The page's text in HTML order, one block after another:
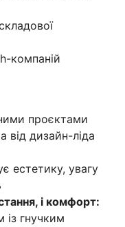
компаній
проєктами
від дизайн-ліда
естетику, увагу
і комфорт:
із гнучким